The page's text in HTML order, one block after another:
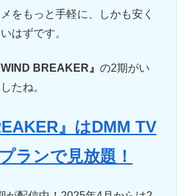
をもっと手軽に、しかも安く
はずです。
BREAKER』 の2期がい
たね。
』はDMM TV
ランで見放題！